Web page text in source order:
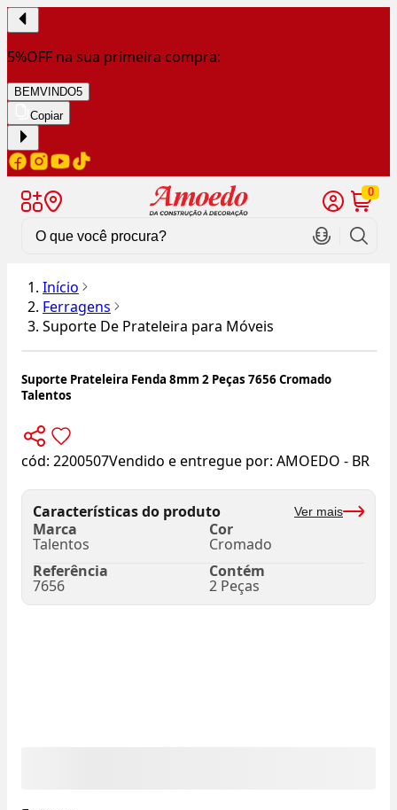
5%OFF na sua primeira compra:
BEMVINDO5
Copiar
0
Início
Ferragens
Suporte De Prateleira para Móveis
Suporte Prateleira Fenda 8mm 2 Peças 7656 Cromado
Talentos
cód: 2200507Vendido e entregue por: AMOEDO - BR
Características do produto Ver mais
Marca
Talentos
Cor
Cromado
Referência
7656
Contém
2 Peças